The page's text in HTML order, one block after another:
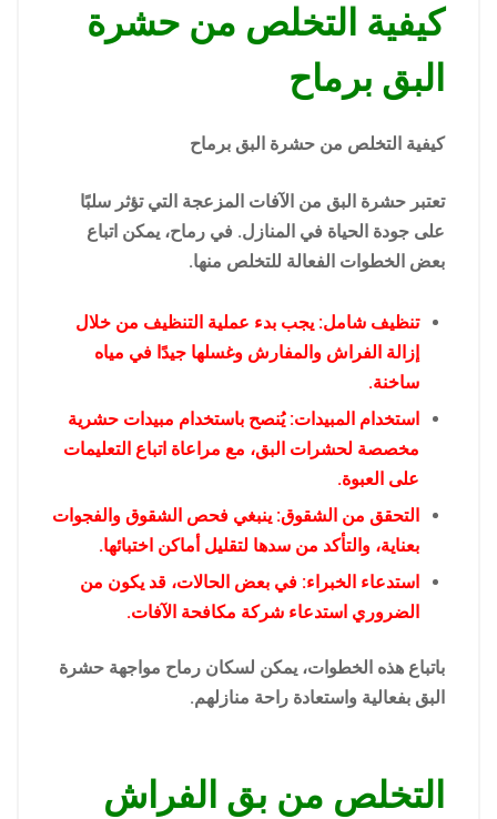
كيفية التخلص من حشرة
البق برماح
كيفية التخلص من حشرة البق برماح
تعتبر حشرة البق من الآفات المزعجة التي تؤثر سلبًا
على جودة الحياة في المنازل. في رماح، يمكن اتباع
بعض الخطوات الفعالة للتخلص منها.
تنظيف شامل: يجب بدء عملية التنظيف من خلال
إزالة الفراش والمفارش وغسلها جيدًا في مياه
ساخنة.
استخدام المبيدات: يُنصح باستخدام مبيدات حشرية
مخصصة لحشرات البق، مع مراعاة اتباع التعليمات
على العبوة.
التحقق من الشقوق: ينبغي فحص الشقوق والفجوات
بعناية، والتأكد من سدها لتقليل أماكن اختبائها.
استدعاء الخبراء: في بعض الحالات، قد يكون من
الضروري استدعاء شركة مكافحة الآفات.
باتباع هذه الخطوات، يمكن لسكان رماح مواجهة حشرة
البق بفعالية واستعادة راحة منازلهم.
التخلص من بق الفراش